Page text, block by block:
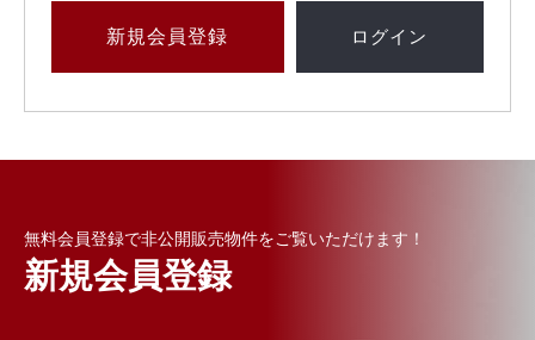
新規会員登録 ログイン
無料会員登録で非公開販売物件をご覧いただけます！
新規会員登録